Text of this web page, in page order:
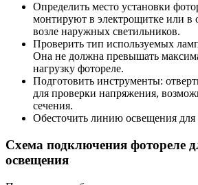
Определить место установки
монтируют в электрощитке или в
возле наружных светильников.
Проверить тип используемых
Она не должна превышать
нагрузку фотореле.
Подготовить инструменты:
для проверки напряжения,
сечения.
Обесточить линию освещения для
Схема подключения фотореле
освещения